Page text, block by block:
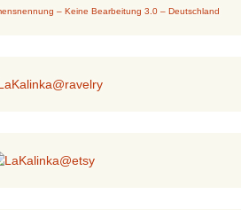
– Keine Bearbeitung 3.0 – Deutschland